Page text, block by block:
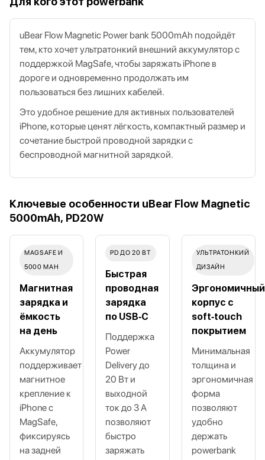
uBear Flow Magnetic Power bank 5000mAh подойдёт
тем, кто хочет ультратонкий внешний аккумулятор с
поддержкой MagSafe, чтобы заряжать iPhone в
дороге и одновременно продолжать им
пользоваться без лишних кабелей.
Это удобное решение для активных пользователей
iPhone, которые ценят лёгкость, компактный размер и
сочетание быстрой проводной зарядки с
беспроводной магнитной зарядкой.
Ключевые особенности uBear Flow Magnetic
5000mAh, PD20W
MAGSAFE И
5000 MAH
Магнитная
зарядка и
ёмкость
на день
Аккумулятор
поддерживает
магнитное
крепление к
iPhone с
MagSafe,
фиксируясь
на задней
PD ДО 20 ВТ
Быстрая
проводная
зарядка
по USB‑C
Поддержка
Power
Delivery до
20 Вт и
выходной
ток до 3 A
позволяют
быстро
заряжать
УЛЬТРАТОНКИЙ
ДИЗАЙН
Эргономичный
корпус с
soft‑touch
покрытием
Минимальная
толщина и
эргономичная
форма
позволяют
удобно
держать
powerbank